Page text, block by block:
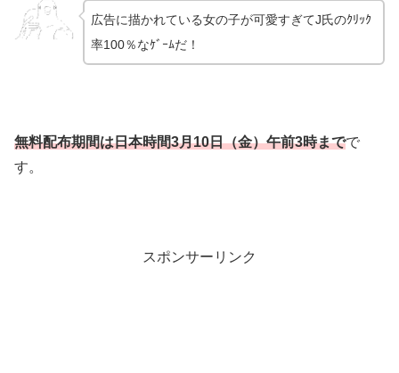
広告に描かれている女の子が可愛すぎてJ氏のｸﾘｯｸ
率100％なｹﾞｰﾑだ！
無料配布期間は日本時間3月10日（金）午前3時までで
す。
スポンサーリンク